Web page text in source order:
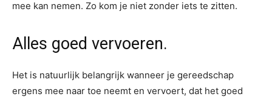
mee kan nemen. Zo kom je niet zonder iets te zitten.
Alles goed vervoeren.
Het is natuurlijk belangrijk wanneer je gereedschap
ergens mee naar toe neemt en vervoert, dat het goed